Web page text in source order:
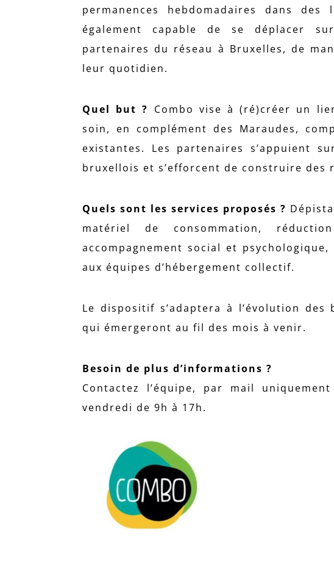
permanences hebdomadaires dans des
également capable de se déplacer
partenaires du réseau à Bruxelles, de
leur quotidien.
Quel but ? Combo vise à (ré)créer un
soin, en complément des Maraudes,
existantes. Les partenaires s’appuient
bruxellois et s’efforcent de construire des
Quels sont les services proposés ?
matériel de consommation,
accompagnement social et
aux équipes d’hébergement collectif.
Le dispositif s’adaptera à l’évolution
qui émergeront au fil des mois à venir.
Besoin de plus d’informations ?
Contactez l’équipe, par mail
vendredi de 9h à 17h.